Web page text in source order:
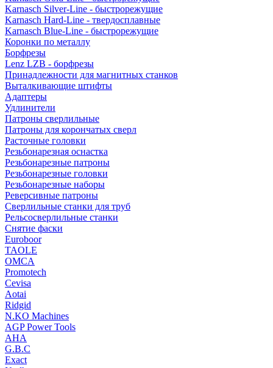
Karnasch Silver-Line - быстрорежущие
Karnasch Hard-Line - твердосплавные
Karnasch Blue-Line - быстрорежущие
Коронки по металлу
Борфрезы
Lenz LZB - борфрезы
Принадлежности для магнитных станков
Выталкивающие штифты
Адаптеры
Удлинители
Патроны сверлильные
Патроны для корончатых сверл
Расточные головки
Резьбонарезная оснастка
Резьбонарезные патроны
Резьбонарезные головки
Резьбонарезные наборы
Реверсивные патроны
Сверлильные станки для труб
Рельсосверлильные станки
Снятие фаски
Euroboor
TAOLE
OMCA
Promotech
Cevisa
Aotai
Ridgid
N.KO Machines
AGP Power Tools
AHA
G.B.C
Exact